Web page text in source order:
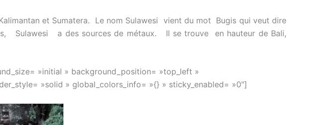
et Sumatera. Le nom Sulawesi vient du mot Bugis qui veut dire
Sulawesi a des sources de métaux. Il se trouve en hauteur de Bali,
»initial » background_position= »top_left »
»solid » global_colors_info= »{} » sticky_enabled= »0″]